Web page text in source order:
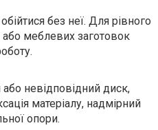
без неї. Для рівного
меблевих заготовок
невідповідний диск,
матеріалу, надмірний
опори.